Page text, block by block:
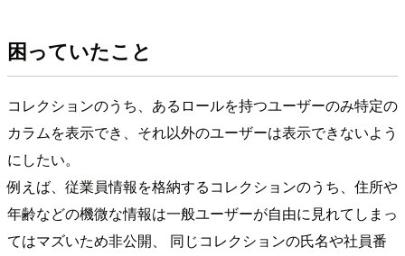
困っていたこと
コレクションのうち、あるロールを持つユーザーのみ特定の
カラムを表示でき、それ以外のユーザーは表示できないよう
にしたい。
例えば、従業員情報を格納するコレクションのうち、住所や
年齢などの機微な情報は一般ユーザーが自由に見れてしまっ
てはマズいため非公開、 同じコレクションの氏名や社員番